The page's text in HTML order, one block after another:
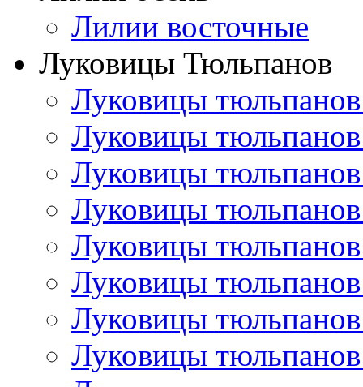
Лилии восточные
Луковицы Тюльпанов
Луковицы
Луковицы
Луковицы
Луковицы
Луковицы
Луковицы
Луковицы
Луковицы